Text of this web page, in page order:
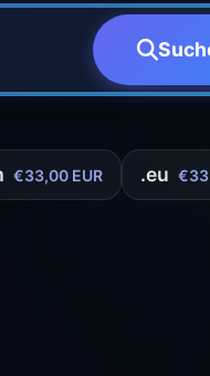
€33,00 EUR .eu